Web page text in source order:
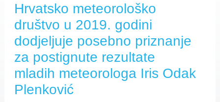
Hrvatsko meteorološko
društvo u 2019. godini
dodjeljuje posebno priznanje
za postignute rezultate
mladih meteorologa Iris Odak
Plenković